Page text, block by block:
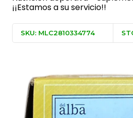
¡¡Estamos a su servicio!!
SKU: MLC2810334774